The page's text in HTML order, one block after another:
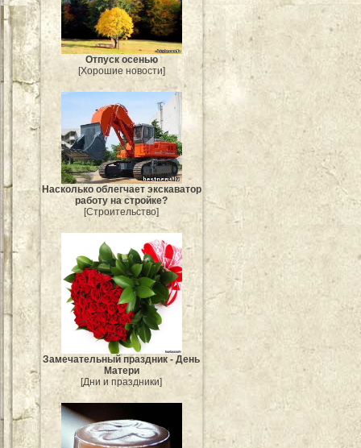
Отпуск осенью
[Хорошие новости]
Насколько облегчает экскаватор
работу на стройке?
[Строительство]
Замечательный праздник - День
Матери
[Дни и праздники]